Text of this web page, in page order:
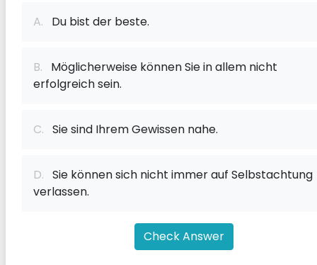
A. Du bist der beste.
B. Möglicherweise können Sie in allem nicht
erfolgreich sein.
C. Sie sind Ihrem Gewissen nahe.
D. Sie können sich nicht immer auf Selbstachtung
verlassen.
Check Answer